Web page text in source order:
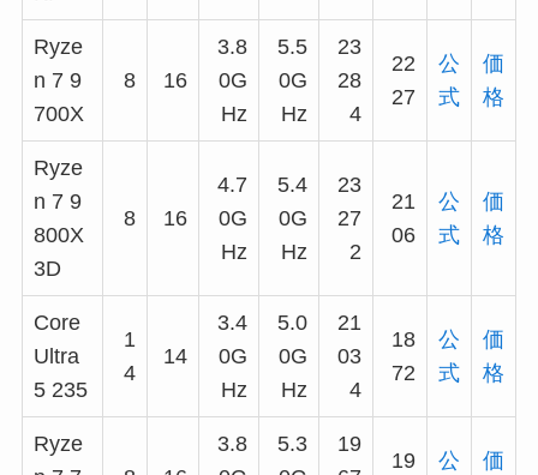
Ryze
n 7 9
700X
8 16
3.8
0G
Hz
5.5
0G
Hz
23
28
4
22
27
公
式
価
格
Ryze
n 7 9
800X
3D
8 16
4.7
0G
Hz
5.4
0G
Hz
23
27
2
21
06
公
式
価
格
Core
Ultra
5 235
1
4
14
3.4
0G
Hz
5.0
0G
Hz
21
03
4
18
72
公
式
価
格
Ryze
3.8
5.3
19
19 公 価